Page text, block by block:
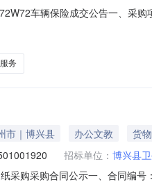
车辆保险成交公告一、采
1.0000001661.030000元七、
务
市｜博兴县 办公文教
货物
招标单位： 博兴县
采购采购合同公示一、合同编